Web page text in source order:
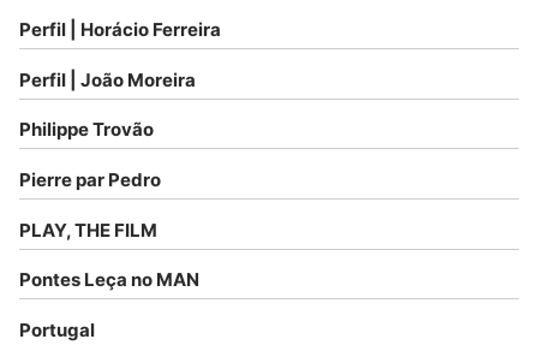
Perfil | Horácio Ferreira
Perfil | João Moreira
Philippe Trovão
Pierre par Pedro
PLAY, THE FILM
Pontes Leça no MAN
Portugal